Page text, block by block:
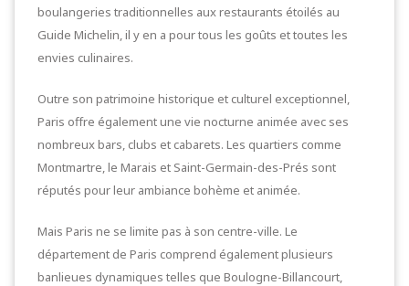
boulangeries traditionnelles aux restaurants étoilés au
Guide Michelin, il y en a pour tous les goûts et toutes les
envies culinaires.
Outre son patrimoine historique et culturel exceptionnel,
Paris offre également une vie nocturne animée avec ses
nombreux bars, clubs et cabarets. Les quartiers comme
Montmartre, le Marais et Saint-Germain-des-Prés sont
réputés pour leur ambiance bohème et animée.
Mais Paris ne se limite pas à son centre-ville. Le
département de Paris comprend également plusieurs
banlieues dynamiques telles que Boulogne-Billancourt,